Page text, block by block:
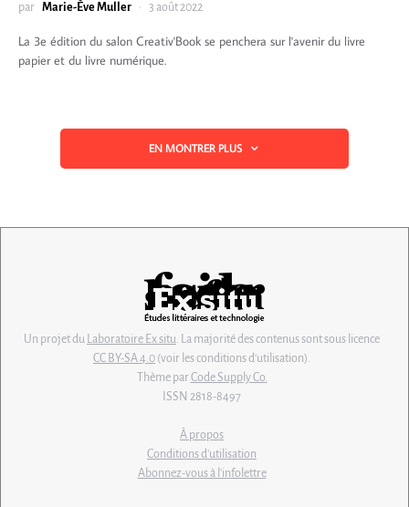
par Marie-Ève Muller 3 août 2022
La 3e édition du salon Creativ'Book se penchera sur l'avenir du livre
papier et du livre numérique.
EN MONTRER PLUS
Un projet du Laboratoire Ex situ. La majorité des contenus sont sous licence
CC BY-SA 4.0 (voir les conditions d'utilisation).
Thème parCode Supply Co.
ISSN 2818-8497
À propos
Conditions d'utilisation
Abonnez-vous à l'infolettre